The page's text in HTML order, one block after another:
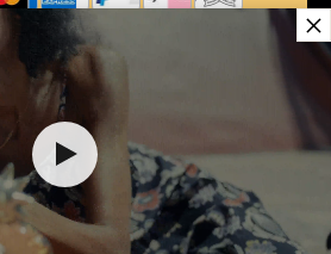
38,00 €
ONLINE-COMMERCE-SITE
vom Magazin Capital gewählt
×